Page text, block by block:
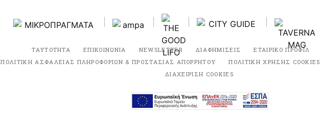
ΤΑΥΤΟΤΗΤΑ ΕΠΙΚΟΙΝΩΝΙΑ NEWSLETTER ΔΙΑΦΗΜΙΣΕΙΣ ΕΤΑΙΡΙΚΟ ΠΡΟΦΙΛ
ΠΟΛΙΤΙΚΗ ΑΣΦΑΛΕΙΑΣ ΠΛΗΡΟΦΟΡΙΩΝ & ΠΡΟΣΤΑΣΙΑΣ ΑΠΟΡΡΗΤΟΥ
ΠΟΛΙΤΙΚΗ ΧΡΗΣΗΣ COOKIES
ΔΙΑΧΕΙΡΙΣΗ COOKIES